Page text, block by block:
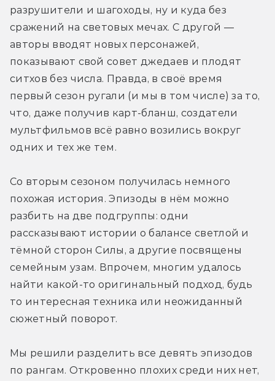
разрушители и шагоходы, ну и куда без
сражений на световых мечах. С другой —
авторы вводят новых персонажей,
показывают свой совет джедаев и плодят
ситхов без числа. Правда, в своё время
первый сезон ругали (и мы в том числе) за то,
что, даже получив карт-бланш, создатели
мультфильмов всё равно возились вокруг
одних и тех же тем.
Со вторым сезоном получилась немного
похожая история. Эпизоды в нём можно
разбить на две подгруппы: одни
рассказывают истории о балансе светлой и
тёмной сторон Силы, а другие посвящены
семейным узам. Впрочем, многим удалось
найти какой-то оригинальный подход, будь
то интересная техника или неожиданный
сюжетный поворот.
Мы решили разделить все девять эпизодов
по рангам. Откровенно плохих среди них нет,